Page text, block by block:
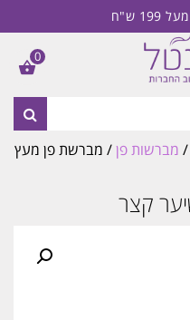
ש"ח
/ מברשות פן/ מברשת פן מעץ
קצר
0